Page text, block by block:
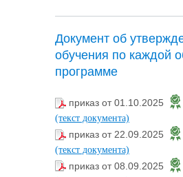
Документ об
обучения по каждой
программе
приказ от 01.10.2025
(текст документа)
приказ от 22.09.2025
(текст документа)
приказ от 08.09.2025